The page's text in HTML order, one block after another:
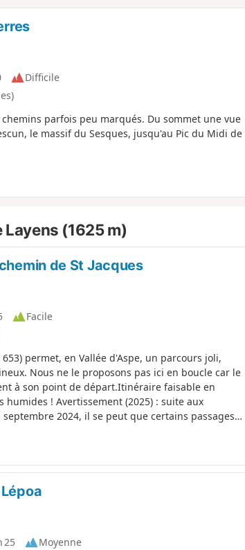
Difficile
parfois peu marqués. Du sommet une vue
le massif du Sesques, jusqu'au Pic du Midi de
Layens (1625 m)
de St Jacques
Facile
permet, en Vallée d'Aspe, un parcours joli,
Nous ne le proposons pas ici en boucle car le
à son point de départ.Itinéraire faisable en
! Avertissement (2025) : suite aux
2024, il se peut que certains passages
25
Moyenne